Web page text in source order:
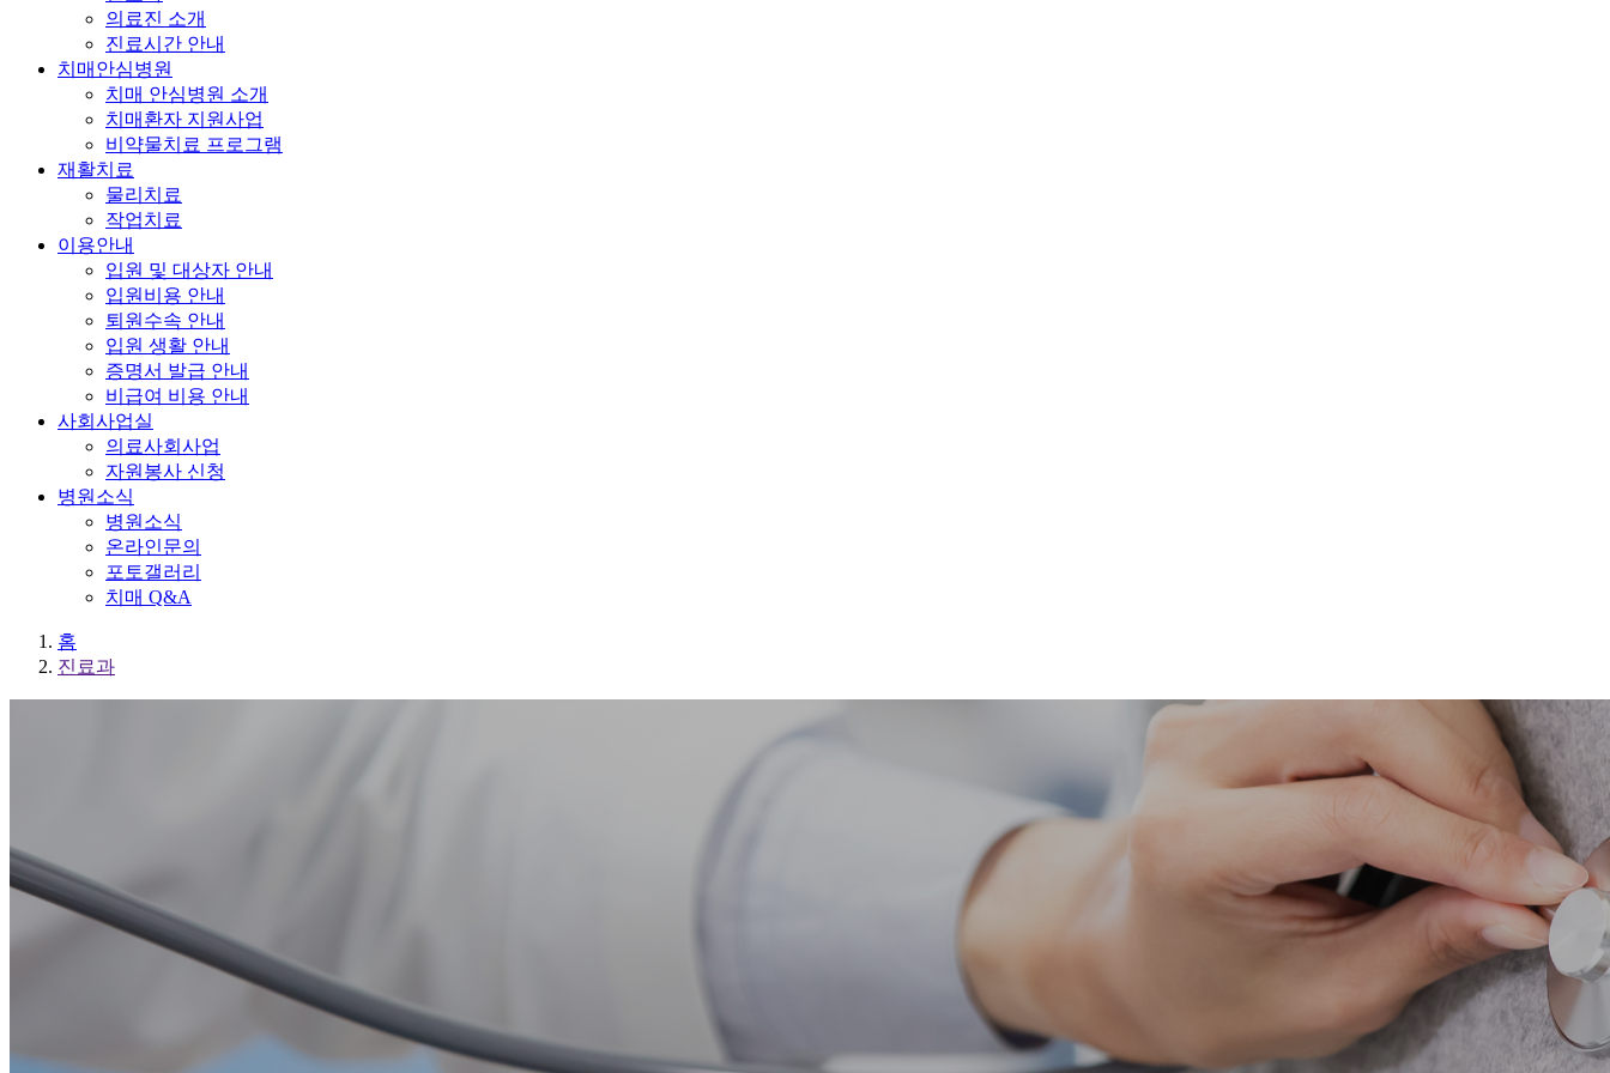
의료진 소개
진료시간 안내
치매안심병원
치매 안심병원 소개
치매환자 지원사업
비약물치료 프로그램
재활치료
물리치료
작업치료
이용안내
입원 및 대상자 안내
입원비용 안내
퇴원수속 안내
입원 생활 안내
증명서 발급 안내
비급여 비용 안내
사회사업실
의료사회사업
자원봉사 신청
병원소식
병원소식
온라인문의
포토갤러리
치매 Q&A
홈
진료과